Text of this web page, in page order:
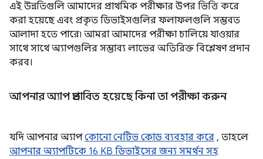
এই উন্নতিগুলি আমাদের প্রাথমিক পরীক্ষার উপর ভিত্তি করে
করা হয়েছে এবং প্রকৃত ডিভাইসগুলির ফলাফলগুলি সম্ভবত
আলাদা হতে পারে৷ আমরা আমাদের পরীক্ষা চালিয়ে যাওয়ার
সাথে সাথে অ্যাপগুলির সম্ভাব্য লাভের অতিরিক্ত বিশ্লেষণ প্রদান
করব।
আপনার অ্যাপ প্রভাবিত হয়েছে কিনা তা পরীক্ষা করুন
যদি আপনার অ্যাপকোনো নেটিভ কোড ব্যবহার করে , তাহলে
আপনার অ্যাপটিকে 16 KB ডিভাইসের জন্য সমর্থন সহ